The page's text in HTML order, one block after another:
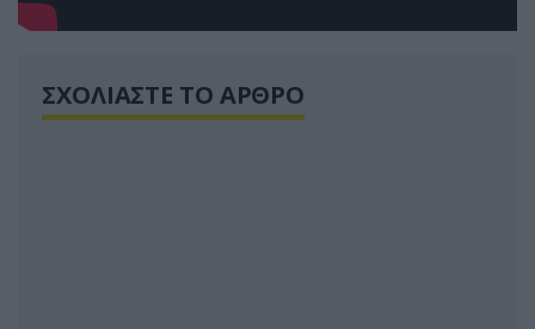
ΣΧΟΛΙΑΣΤΕ ΤΟ ΑΡΘΡΟ